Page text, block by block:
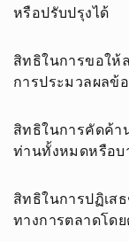
หรือปรับปรุงได้
สิทธิในการขอให้
การประมวลผลข้
สิทธิในการคัดค้า
ท่านทั้งหมดหรือบ
สิทธิในการปฏิเส
ทางการตลาดโดย